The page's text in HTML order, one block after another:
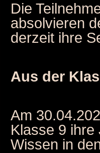
Die
absolvieren
derzeit ihre
Aus der
Am
Klasse 9
Wissen in